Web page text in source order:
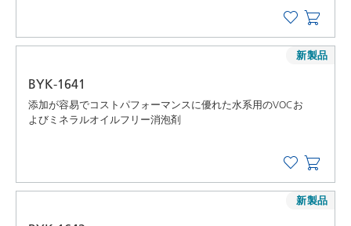
BYK-1641
添加が容易でコストパフォーマンスに優れた水系用のVOCお
よびミネラルオイルフリー消泡剤
新製品
新製品